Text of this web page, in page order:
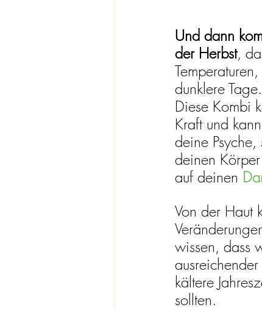
Und dann
der Herbst,
dunklere Tage.
Diese Kombi
Kraft und
deine
deinen
auf deinen
Von der Haut
wissen, dass
kältere
sollten.